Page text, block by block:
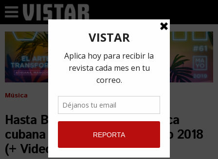
Música
Hasta Bad Bunny cantó música
cubana en Premio Lo Nuestro 2018
(+ Video)